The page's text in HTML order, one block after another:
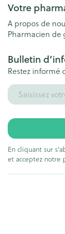
Votre
A propos de
Pharmacien de
Bulletin
Restez informé
Adresse mail
En cliquant sur
et acceptez notre